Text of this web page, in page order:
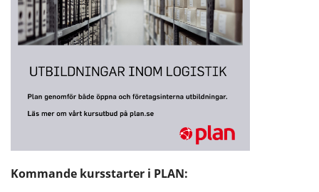
Kommande kursstarter i PLAN: